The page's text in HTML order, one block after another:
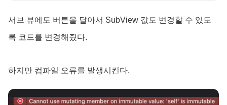
서브 뷰에도 버튼을 달아서 SubView 값도 변경할 수 있도
록 코드를 변경해줬다.
하지만 컴파일 오류를 발생시킨다.